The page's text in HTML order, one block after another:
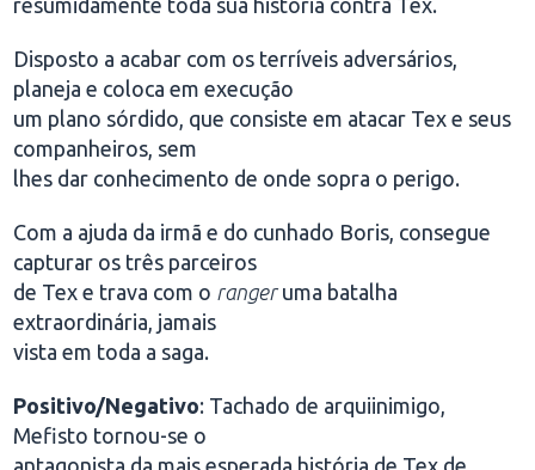
resumidamente toda sua história contra Tex.
Disposto a acabar com os terríveis adversários,
planeja e coloca em execução
um plano sórdido, que consiste em atacar Tex e seus
companheiros, sem
lhes dar conhecimento de onde sopra o perigo.
Com a ajuda da irmã e do cunhado Boris, consegue
capturar os três parceiros
de Tex e trava com o rangeruma batalha
extraordinária, jamais
vista em toda a saga.
Positivo/Negativo: Tachado de arquiinimigo,
Mefisto tornou-se o
antagonista da mais esperada história de Tex de